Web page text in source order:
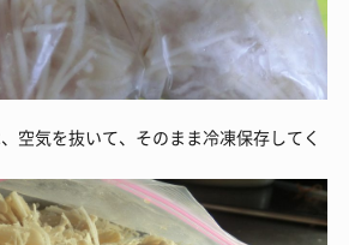
空気を抜いて、そのまま冷凍保存してく